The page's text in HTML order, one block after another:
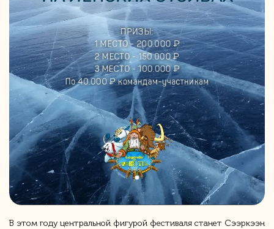
В этом году центральной фигурой фестиваля станет Сээркээн